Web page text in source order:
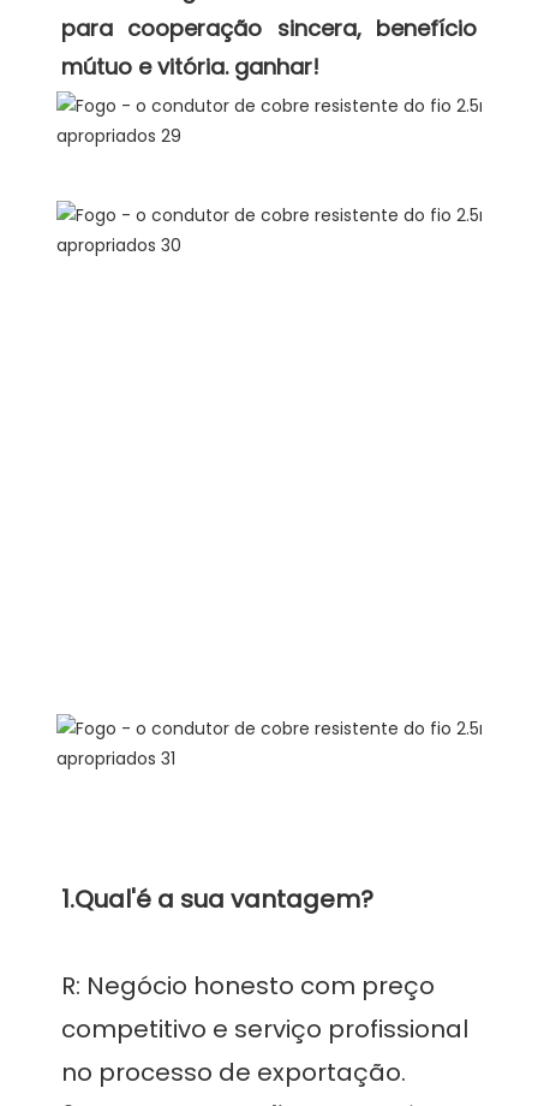
para cooperação sincera, benefício
R: Negócio honesto com preço
competitivo e serviço profissional